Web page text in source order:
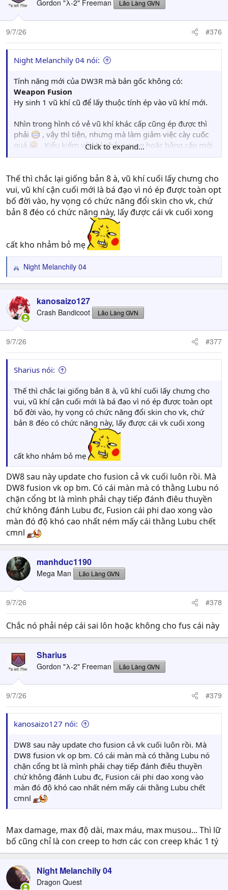
i
o
n
:
Gordon "λ-2" Freeman Lão Làng GVN
9/7/26 #376
Night Melanchily 04 nói:
Tính năng mới của DW3R mà bản gốc không có:
Weapon Fusion
Hy sinh 1 vũ khí cũ để lấy thuộc tính ép vào vũ khí mới.
Nhìn trong hình có vẻ vũ khí khác cấp cũng ép được thì
phải
, vậy thì tiện, nhưng mà làm giảm việc cày cuốc
quá
. Kiểu kiếm vũ khí phải ngang hoặc bằng cấp mới
ép được sẽ tạo thêm động lực "cày" hơn, cá nhân thì DW
lắm. (Cơ mà nếu làm như mình nói thì cái vụ lụm vũ khí
cấp cuối phải cho phép làm đi làm lại nhiều lần để kiếm
vũ khí ép được)
View attachment 765463
Nguồn:
Utilize Weapon Fusion and take weapons and
materials to forge different weapons with
new skills and attributes.
your
wishes.https://t.co/2tQGALKKo2
— ω-Force Official (@omega_force_EN)June
Click to expand...
Thế thì chắc lại giống bản 8 à, vũ khí cuối lấy chưng cho
vui, vũ khí cận cuối mới là bá đạo vì nó ép được toàn opt
bố đời vào, hy vọng có chức năng đổi skin cho vk, chứ
bản 8 đéo có chức năng này, lấy được cái vk cuối xong
cất kho nhảm bỏ mẹ
R
e
c
t
i
o
n
:
Night Melanchily 04
kanosaizo127
Crash Bandicoot Lão Làng GVN
9/7/26 #377
Sharius nói:
Thế thì chắc lại giống bản 8 à, vũ khí cuối lấy chưng cho
vui, vũ khí cận cuối mới là bá đạo vì nó ép được toàn opt
bố đời vào, hy vọng có chức năng đổi skin cho vk, chứ
bản 8 đéo có chức năng này, lấy được cái vk cuối xong
cất kho nhảm bỏ mẹ
DW8 sau này update cho fusion cả vk cuối luôn rồi. Mà
DW8 fusion vk op bm. Có cái màn mà có thằng Lubu nó
chặn cổng bt là mình phải chạy tiếp đánh điêu thuyền
chứ không đánh Lubu đc, Fusion cái phi dao xong vào
màn đó độ khó cao nhất ném mấy cái thằng Lubu chết
cmnl
manhduc1190
Mega Man Lão Làng GVN
9/7/26 #378
Chắc nó phải nép cái sai lôn hoặc không cho fus cái này
Sharius
Gordon "λ-2" Freeman Lão Làng GVN
9/7/26 #379
kanosaizo127 nói:
DW8 sau này update cho fusion cả vk cuối luôn rồi. Mà
DW8 fusion vk op bm. Có cái màn mà có thằng Lubu nó
chặn cổng bt là mình phải chạy tiếp đánh điêu thuyền
chứ không đánh Lubu đc, Fusion cái phi dao xong vào
màn đó độ khó cao nhất ném mấy cái thằng Lubu chết
cmnl
Max damage, max độ dài, max máu, max musou... Thì lữ
bố cũng chỉ là con creep to hơn các con creep khác 1 tý
Night Melanchily 04
Dragon Quest